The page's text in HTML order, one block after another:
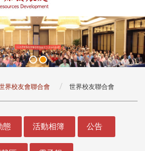
界校友會聯合會 世界校友聯合會
態 活動相簿 公告